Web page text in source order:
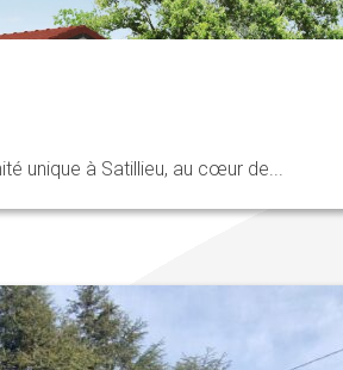
unique à Satillieu, au cœur de...